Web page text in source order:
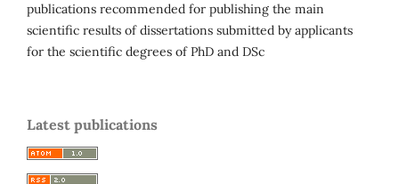
publications recommended for publishing the main
scientific results of dissertations submitted by applicants
for the scientific degrees of PhD and DSc
Latest publications